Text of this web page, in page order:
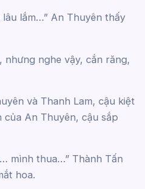
lắm…” An Thuyên thấy
nhưng nghe vậy, cắn răng,
và Thanh Lam, cậu kiệt
An Thuyên, cậu sắp
mình thua…” Thành Tấn
hoa.